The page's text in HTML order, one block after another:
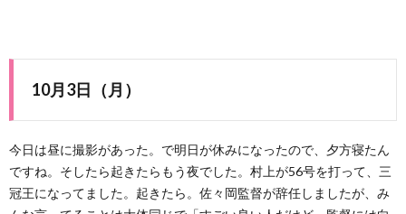
10月3日（月）
今日は昼に撮影があった。で明日が休みになったので、夕方寝たん
ですね。そしたら起きたらもう夜でした。村上が56号を打って、三
冠王になってました。起きたら。佐々岡監督が辞任しましたが、み